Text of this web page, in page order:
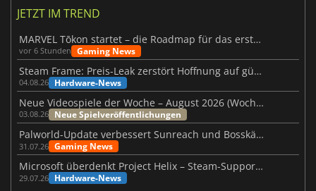
JETZT IM TREND
MARVEL Tōkon startet – die Roadmap für das erste Jahr wurde vorgestellt
vor 6 Stunden Gaming News
Steam Frame: Preis-Leak zerstört Hoffnung auf günstiges VR-Headset
04.08.26 Hardware-News
Neue Videospiele der Woche – August 2026 (Woche 32)
03.08.26 Neue Spielveröffentlichungen
Palworld-Update verbessert Sunreach und Bosskämpfe deutlich
31.07.26 Gaming News
Microsoft überdenkt Project Helix – Steam-Support gefährdet
29.07.26 Hardware-News